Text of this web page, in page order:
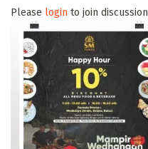
Please login to join discussion